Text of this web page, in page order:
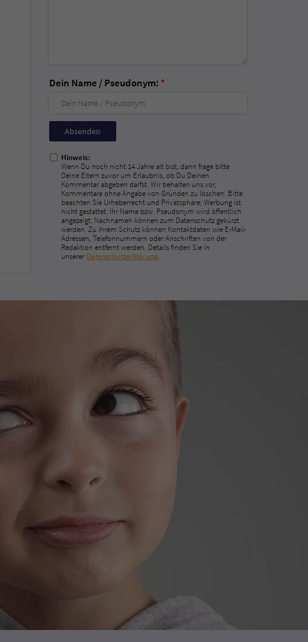
Dein Name / Pseudonym: *
Nicht
ausfüllen!
Hinweis:
Wenn Du noch nicht 14 Jahre alt bist, dann frage bitte
Deine Eltern zuvor um Erlaubnis, ob Du Deinen
Kommentar abgeben darfst. Wir behalten uns vor,
Kommentare ohne Angabe von Gründen zu löschen. Bitte
beachten Sie Urheberrecht und Privatsphäre; Werbung ist
nicht gestattet. Ihr Name bzw. Pseudonym wird öffentlich
angezeigt; Nachnamen können zum Datenschutz gekürzt
werden. Zu Ihrem Schutz können Kontaktdaten wie E-Mail-
Adressen, Telefonnummern oder Anschriften von der
Redaktion entfernt werden. Details finden Sie in
unserer Datenschutzerklärung.